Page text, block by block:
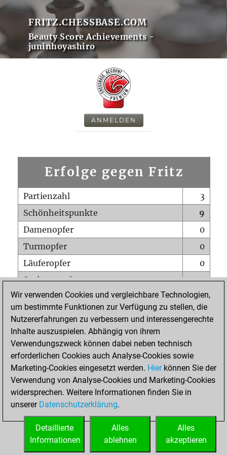
FRITZ.CHESSBASE.COM
Beauty Score Achievements -
juninhoyashiro
ANMELDEN
Erfolge gegen Fritz
Partienzahl
3
Schönheitspunkte
9
Damenopfer
0
Turmopfer
0
Läuferopfer
0
Springeropfer
0
Bauernopfer
0
Matt auf vollem Brett
0
Bauer setzt Matt
Erstickte Matts
Unterverwandlungen
0
Türme auf der siebten
0
STARTSEITE
Wir verwenden Cookies und vergleichbare Technologien,
um bestimmte Funktionen zur Verfügung zu stellen, die
Nutzererfahrungen zu verbessern und interessengerechte
Inhalte auszuspielen. Abhängig von ihrem
Verwendungszweck können dabei neben technisch
erforderlichen Cookies auch Analyse-Cookies sowie
Marketing-Cookies eingesetzt werden. Hierkönnen Sie der
Verwendung von Analyse-Cookies und Marketing-Cookies
widersprechen. Weitere Informationen finden Sie in
unserer Datenschutzerklärung.
Alles
akzeptieren
Alles
ablehnen
Detaillierte
Informationen